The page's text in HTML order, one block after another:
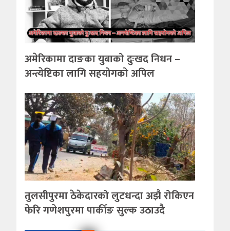
अमेरिकामा दाङका युबाको दुःखद निधन –
अन्त्येष्टिका लागि सहयोगको अपिल
तुलसीपुरमा ठेकेदारको लुटधन्दा अझै रोकिएन
फेरि गणेशपुरमा पार्कीङ सुल्क उठाउदै